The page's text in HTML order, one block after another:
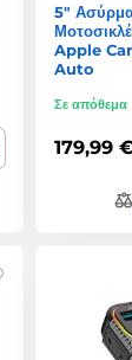
5"
Apple
Auto
Σε απόθεμα
179,99